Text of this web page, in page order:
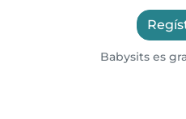
Babysits es